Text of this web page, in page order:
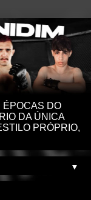
ÉPOCAS DO
DA ÚNICA
PRÓPRIO,
▼